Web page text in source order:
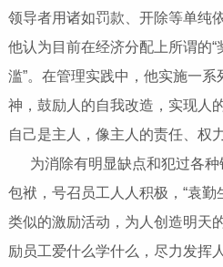
领导者用诸如罚款、开除等单纯
他认为目前在经济分配上所谓的“
滥”。在管理实践中，他实施一
神，鼓励人的自我改造，实现人
自己是主人，像主人的责任、权
为消除有明显缺点和犯过各种
包袱，号召员工人人积极，“袁勤
类似的激励活动，为人创造明天
励员工爱什么学什么，尽力发挥